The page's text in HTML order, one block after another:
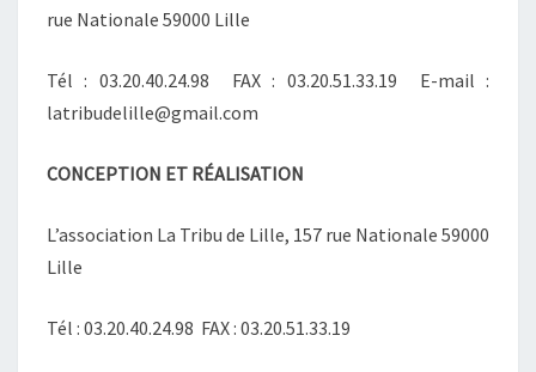
rue Nationale 59000 Lille
Tél : 03.20.40.24.98 FAX : 03.20.51.33.19 E-mail :
latribudelille@gmail.com
CONCEPTION ET RÉALISATION
L’association La Tribu de Lille, 157 rue Nationale 59000
Lille
Tél : 03.20.40.24.98 FAX : 03.20.51.33.19